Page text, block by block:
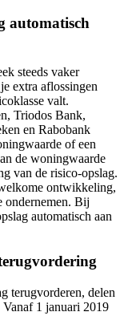
automatisch
steeds vaker
extra aflossingen
valt.
Triodos Bank,
en Rabobank
of een
de woningwaarde
van de risico-opslag.
ontwikkeling,
ondernemen. Bij
automatisch aan
terugvorderen, delen
1 januari 2019